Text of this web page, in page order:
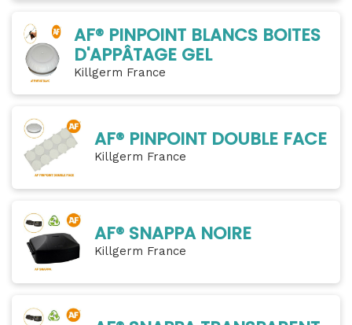
AF® PINPOINT BLANCS BOITES
D'APPÂTAGE GEL
Killgerm France
AF® PINPOINT DOUBLE FACE
Killgerm France
AF® SNAPPA NOIRE
Killgerm France